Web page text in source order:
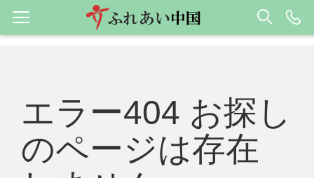
エラー404 お探し
のページは存在